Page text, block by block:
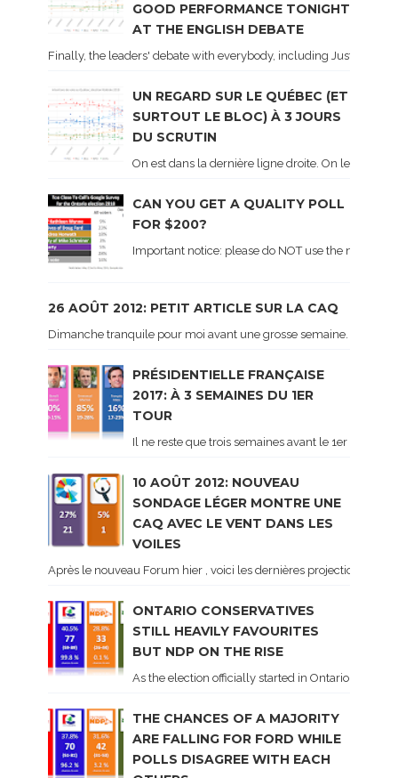
GOOD PERFORMANCE TONIGHT
AT THE ENGLISH DEBATE
Finally, the leaders' debate with everybody, including Justin
UN REGARD SUR LE QUÉBEC (ET
SURTOUT LE BLOC) À 3 JOURS
DU SCRUTIN
On est dans la dernière ligne droite. On le sait
CAN YOU GET A QUALITY POLL
FOR $200?
Important notice: please do NOT use the
26 AOÛT 2012: PETIT ARTICLE SUR LA CAQ
Dimanche tranquile pour moi avant une grosse semaine. Voici
PRÉSIDENTIELLE FRANÇAISE
2017: À 3 SEMAINES DU 1ER
TOUR
Il ne reste que trois semaines avant le 1er tour de
10 AOÛT 2012: NOUVEAU
SONDAGE LÉGER MONTRE UNE
CAQ AVEC LE VENT DANS LES
VOILES
Après le nouveau Forum hier , voici les dernières projections
ONTARIO CONSERVATIVES
STILL HEAVILY FAVOURITES
BUT NDP ON THE RISE
As the election officially started in Ontario, some
THE CHANCES OF A MAJORITY
ARE FALLING FOR FORD WHILE
POLLS DISAGREE WITH EACH